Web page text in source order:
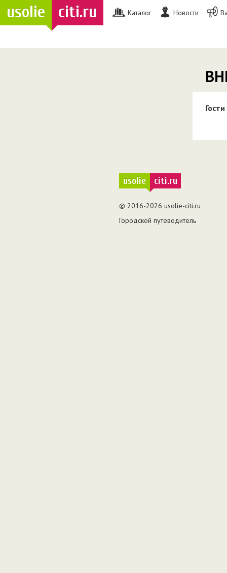
usolie citi.ru Каталог Новости
Гости
usolie citi.ru
© 2016-2026 usolie-citi.ru
Городской путеводитель